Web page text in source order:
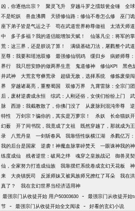
凶，你逐他出宗？
聚灵飞升 穿越斗罗之擂鼓瓮金锤 全
不是蛇妖
兽血沸腾 天骄修仙路：修仙不卷怎么修 巫门
座下弟子皆是气运之子
苟在武道世界称尊做祖 太清天师道
中
多子多福？我的道侣能增加天赋！ 仙落凡尘：将军的
荒：这三界，还是朕说了算！
满级基础刀法，屠戮整个武道
至尊：我要和瑶池双修
最强修仙弱鸡 缓归乡 病娇师尊
界行
我只想安静的做两界生意 鬼道修神 修仙KPI 黑色
井武神
大荒玄穹彝荒录 超级无敌，选择系统 修炼废柴
界
穿越诸葛亮，重整蜀国 双修万界 九霄雷脉：全宗门
后，废材逆袭成永恒
综武：人刚还俗，女侠们纷纷上门
脉
西游：我截教散了，你佛门没了 从废脉到混沌帝尊
特性
万剑宗？骗你的，其实是万萝宗！ 杀妖 长命猫妖
幻薮
开了间书院，我竟成了文祖 既然穿越了，那就成为王
录
八荒丹皇 一剑斩春风 我靠悟性纵横江湖 杀戮亿万
我的后台是国家
逆袭！神魔血脉掌碎焚天 一眼诛神我的
练度成仙
残者逆世：破局之绊 魂穿之皇族战记 御兽灵契
仙，全家努力打造成仙族
我靠摆烂系统卷成玄幻天花板
来
大炎镇抚司 反派师妹又被凤族师兄撩红了耳朵 我在
真了？
我在玄幻世界当经济适用神
最强宗门从收徒开始 用户50303630 - 最强宗门从收徒开始
节 - 最强宗门从收徒开始全文阅读 - 好看的玄幻小说